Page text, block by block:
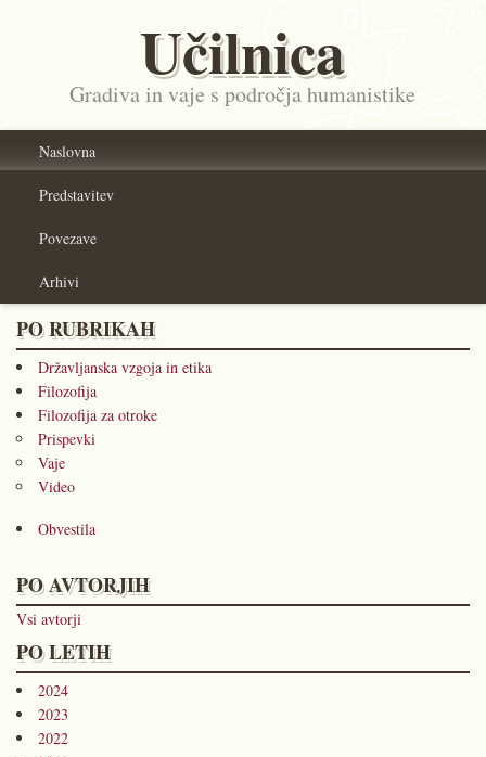
Učilnica
Gradiva in vaje s področja humanistike
Naslovna
Predstavitev
Povezave
Arhivi
PO RUBRIKAH
Državljanska vzgoja in etika
Filozofija
Filozofija za otroke
Prispevki
Vaje
Video
Obvestila
PO AVTORJIH
Vsi avtorji
PO LETIH
2024
2023
2022